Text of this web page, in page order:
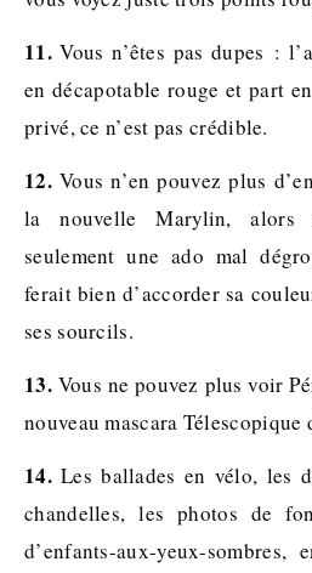
11.Vous n’êtes pas dupes :
en décapotable rouge et part
privé, ce n’est pas crédible.
12.Vous n’en pouvez plus
la nouvelle Marylin, alors
seulement une ado mal
ferait bien d’accorder sa
ses sourcils.
13.Vous ne pouvez plus voir
nouveau mascara Télescopique
14.Les ballades en vélo, les
chandelles, les photos de
d’enfants-aux-yeux-